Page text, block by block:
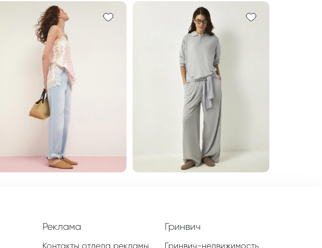
Реклама
Контакты отдела рекламы
Гринвич
Гринвич-недвижимость